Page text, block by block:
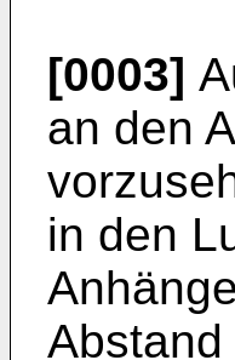
[0003]
an den
in den